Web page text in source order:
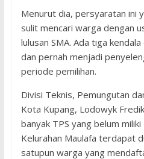
Menurut dia, persyaratan ini
sulit mencari warga dengan
lulusan SMA. Ada tiga
dan pernah menjadi
periode pemilihan.
Divisi Teknis, Pemungutan
Kota Kupang, Lodowyk
banyak TPS yang belum
Kelurahan Maulafa terdapat
satupun warga yang